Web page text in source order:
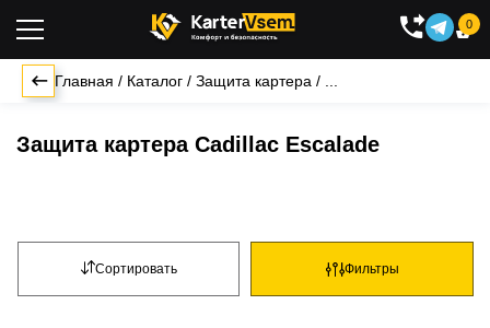

0
Главная / Каталог / Защита картера /
Защита картера Cadillac Escalade
Фильтры
Сортировать